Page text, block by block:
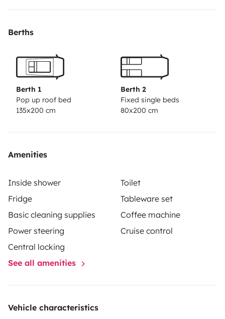
camping,mesas y sillas exterior, bombonas de gas,
elementos funcionando.
Berths
Berth 1
Pop up roof bed
135x200 cm
Berth 2
Fixed single beds
80x200 cm
Amenities
Inside shower
Toilet
Fridge
Tableware set
Basic cleaning supplies
Coffee machine
Power steering
Cruise control
Central locking
See all amenities
Vehicle characteristics